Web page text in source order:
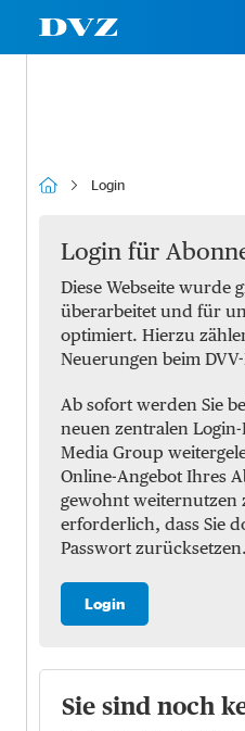
Login
Login für
Diese Webseite wurde
überarbeitet und für
optimiert. Hierzu
Neuerungen beim
Ab sofort werden Sie
neuen zentralen
Media Group
Online-Angebot Ihres
gewohnt weiternutzen
erforderlich, dass Sie
Passwort zurücksetzen.
Login
Sie sind noch